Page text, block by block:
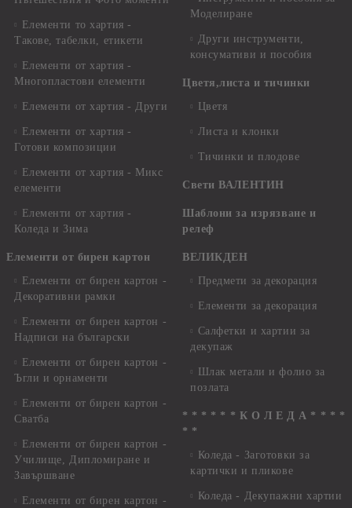
Елементи то хартия -
Такове, табелки, етикети
Елементи от хартия -
Многопластови елементи
Елементи от хартия - Други
Елементи от хартия -
Готови композиции
Елементи от хартия - Микс
елементи
Елементи от хартия -
Коледа и Зима
Елементи от бирен картон
Елементи от бирен картон -
Декоративни рамки
Елементи от бирен картон -
Надписи на български
Елементи от бирен картон -
Ъгли и орнаменти
Елементи от бирен картон -
Сватба
Елементи от бирен картон -
Училище, Дипломиране и
Завършване
Елементи от бирен картон -
Моделиране
Други инструменти,
консумативи и пособия
Цветя,листа и тичинки
Цветя
Листа и клонки
Тичинки и плодове
Свети ВАЛЕНТИН
Шаблони за изрязване и
релеф
ВЕЛИКДЕН
Предмети за декорация
Елементи за декорация
Салфетки и хартии за
декупаж
Шлак метали и фолио за
позлата
* * * * * * К О Л Е Д А * * * *
* *
Коледа - Заготовки за
картички и пликове
Коледа - Декупажни хартии